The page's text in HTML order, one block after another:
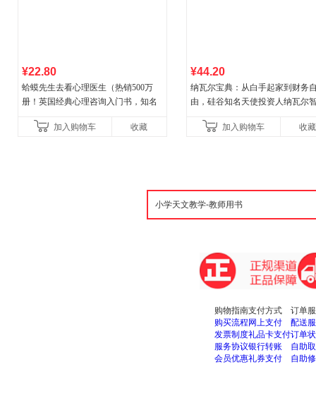
¥22.80
蛤蟆先生去看心理医生（热销500万
册！英国经典心理咨询入门书，知名
加入购物车
收藏
¥44.20
纳瓦尔宝典：从白手起家到财务
由，硅谷知名天使投资人纳瓦尔
加入购物车
收藏
购物指南
购买流程
发票制度
服务协议
会员优惠
支付方式
网上支付
礼品卡支付
银行转账
礼券支付
订单
配送
订单
自助
自助